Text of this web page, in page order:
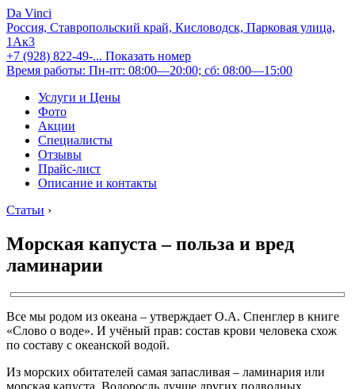
Da Vinci
Россия, Ставропольский край, Кисловодск, Парковая улица,
1Ак3
+7 (928) 822-49-... Показать номер
Время работы: Пн-пт: 08:00—20:00; сб: 08:00—15:00
Услуги и Цены
Фото
Акции
Специалисты
Отзывы
Прайс-лист
Описание и контакты
Статьи ›
Морская капуста – польза и вред
ламинарии
Все мы родом из океана – утверждает О.А. Спенглер в книге
«Слово о воде». И учёный прав: состав крови человека схож
по составу с океанской водой.
Из морских обитателей самая запасливая – ламинария или
морская капуста. Водоросль лучше других подводных